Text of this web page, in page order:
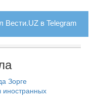
Вести.UZ в Telegram
Зорге
иностранных